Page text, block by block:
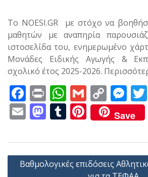
Το NOESI.GR με στόχο να
μαθητών με αναπηρία
ιστοσελίδα του, ενημερωμένο
Μονάδες Ειδικής Αγωγής &
σχολικό έτος 2025-2026.
F
ac
e
b
o
Pr
in
t
W
h
at
s
A
G
m
ai
l
C
o
p
y
Li
M
e
ss
e
n
E
ai
l
M
to
d
T
m
bl
Pi
nt
er
e
Save
Πλοήγηση
άρθρων
Βαθμολογικές επιδόσεις